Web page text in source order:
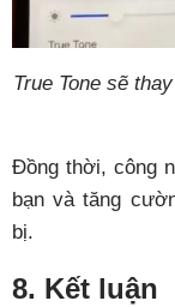
True Tone sẽ
Đồng thời, công
bạn và tăng
bị.
8. Kết luận